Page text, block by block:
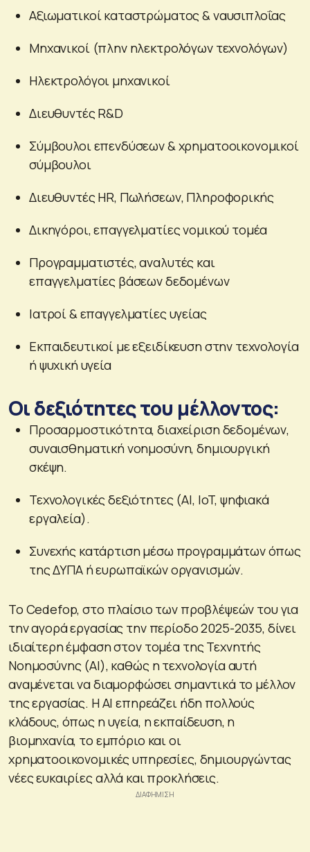
Αξιωματικοί καταστρώματος & ναυσιπλοΐας
Μηχανικοί (πλην ηλεκτρολόγων τεχνολόγων)
Ηλεκτρολόγοι μηχανικοί
Διευθυντές R&D
Σύμβουλοι επενδύσεων & χρηματοοικονομικοί
σύμβουλοι
Διευθυντές HR, Πωλήσεων, Πληροφορικής
Δικηγόροι, επαγγελματίες νομικού τομέα
Προγραμματιστές, αναλυτές και
επαγγελματίες βάσεων δεδομένων
Ιατροί & επαγγελματίες υγείας
Εκπαιδευτικοί με εξειδίκευση στην τεχνολογία
ή ψυχική υγεία
Οι δεξιότητες του μέλλοντος:
Προσαρμοστικότητα, διαχείριση δεδομένων,
συναισθηματική νοημοσύνη, δημιουργική
σκέψη.
Τεχνολογικές δεξιότητες (AI, IoT, ψηφιακά
εργαλεία).
Συνεχής κατάρτιση μέσω προγραμμάτων όπως
της ΔΥΠΑ ή ευρωπαϊκών οργανισμών.
Το Cedefop, στο πλαίσιο των προβλέψεών του για
την αγορά εργασίας την περίοδο 2025-2035, δίνει
ιδιαίτερη έμφαση στον τομέα της Τεχνητής
Νοημοσύνης (AI), καθώς η τεχνολογία αυτή
αναμένεται να διαμορφώσει σημαντικά το μέλλον
της εργασίας. Η AI επηρεάζει ήδη πολλούς
κλάδους, όπως η υγεία, η εκπαίδευση, η
βιομηχανία, το εμπόριο και οι
χρηματοοικονομικές υπηρεσίες, δημιουργώντας
νέες ευκαιρίες αλλά και προκλήσεις.